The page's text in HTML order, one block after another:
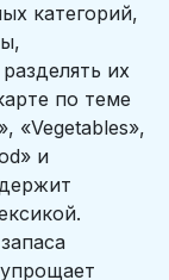
категорий,
их
по теме
«Vegetables»,
и